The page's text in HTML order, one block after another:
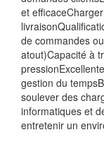
et
de commandes
atout)Capacité à
gestion du
soulever des
informatiques et
entretenir un